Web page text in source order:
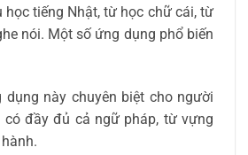
tiếng Nhật, từ học chữ cái, từ
nói. Một số ứng dụng phổ biến
dụng này chuyên biệt cho người
có đầy đủ cả ngữ pháp, từ vựng